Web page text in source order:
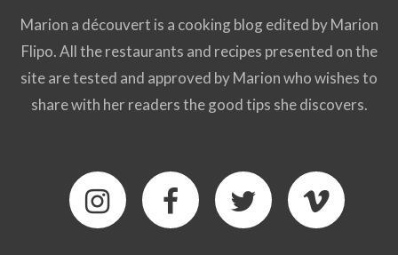
Marion a découvert is a cooking blog edited by Marion
Flipo. All the restaurants and recipes presented on the
site are tested and approved by Marion who wishes to
share with her readers the good tips she discovers.